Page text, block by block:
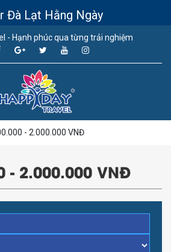
- Hạnh phúc qua từng trải nghiệm
- 2.000.000 VNĐ
- 2.000.000 VNĐ
Đà Lạt Hằng Ngày